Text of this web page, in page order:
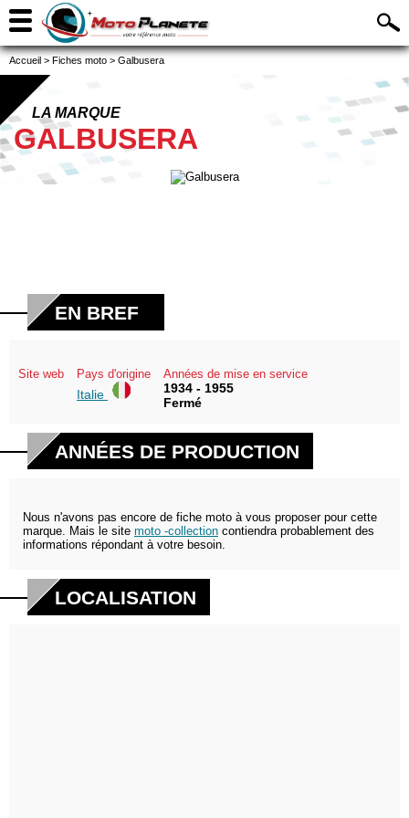
Accueil > Fiches moto > Galbusera
LA MARQUE
GALBUSERA
EN BREF
Site web Pays d'origine
Italie
Années de mise en service
1934 - 1955
Fermé
ANNÉES DE PRODUCTION
Nous n'avons pas encore de fiche moto à vous proposer pour cette
marque. Mais le site moto -collection contiendra probablement des
informations répondant à votre besoin.
LOCALISATION